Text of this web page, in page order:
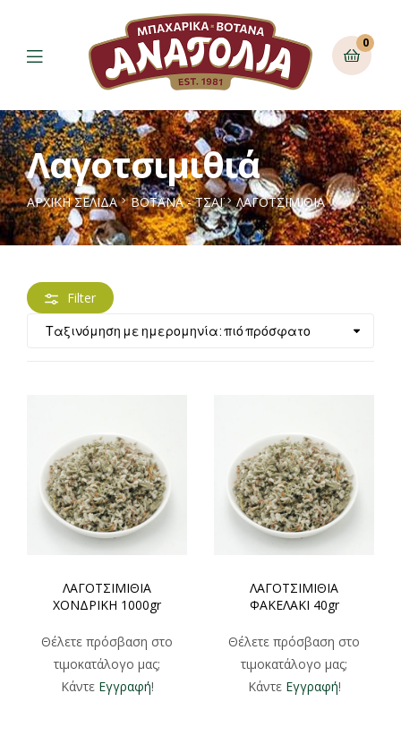
0
Λαγοτσιμιθιά
ΑΡΧΙΚΉ ΣΕΛΊΔΑ ΒΟΤΑΝΑ - ΤΣΑΪ ΛΑΓΟΤΣΙΜΙΘΙΆ
Filter
ΛΑΓΟΤΣΙΜΙΘΙΑ
ΧΟΝΔΡΙΚΗ 1000gr
Θέλετε πρόσβαση στο
τιμοκατάλογο μας;
Κάντε Εγγραφή!
ΛΑΓΟΤΣΙΜΙΘΙΑ
ΦΑΚΕΛΑΚΙ 40gr
Θέλετε πρόσβαση στο
τιμοκατάλογο μας;
Κάντε Εγγραφή!